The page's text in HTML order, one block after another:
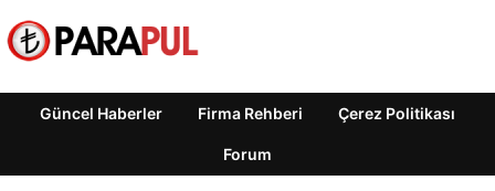
Güncel Haberler Firma Rehberi Çerez Politikası
Forum